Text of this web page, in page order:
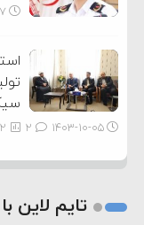
۱۴۰۳-۱۰-۰۵
تایم لاین